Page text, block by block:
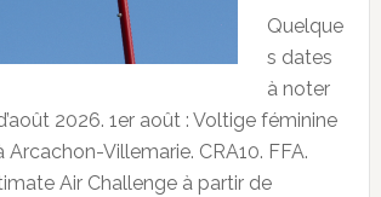
Quelque
s dates
à noter
2026. 1er août : Voltige féminine
Villemarie. CRA10. FFA.
Air Challenge à partir de